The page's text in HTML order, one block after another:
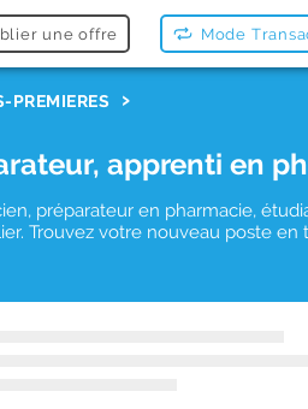
une offre Mode
PREMIERES
apprenti en
préparateur en pharmacie,
Trouvez votre nouveau poste